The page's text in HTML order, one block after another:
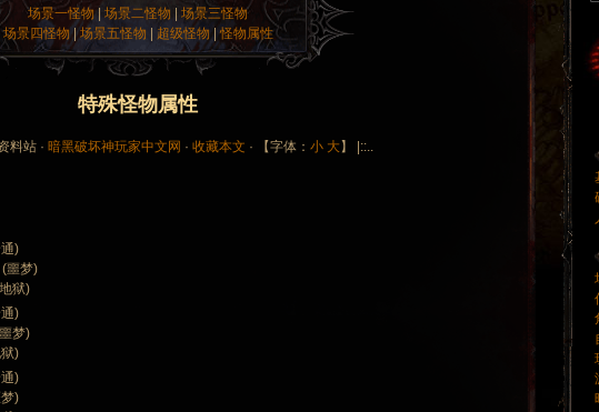
场景一怪物| 场景二怪物
场景三怪物
场景四怪物|场景五怪物 超级怪物 |怪物属性
特殊怪物属性
料站 · 暗黑破坏神玩家中文网 · 收藏本文 · 【字体： 小 大】 |::..
)
噩梦)
狱)
)
梦)
)
)
)